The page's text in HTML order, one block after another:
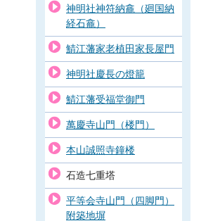
神明社神符納龕（廻国納
経石龕）
鯖江藩家老植田家長屋門
神明社慶長の燈籠
鯖江藩受福堂御門
萬慶寺山門（楼門）
本山誠照寺鐘楼
石造七重塔
平等会寺山門（四脚門）
附築地塀